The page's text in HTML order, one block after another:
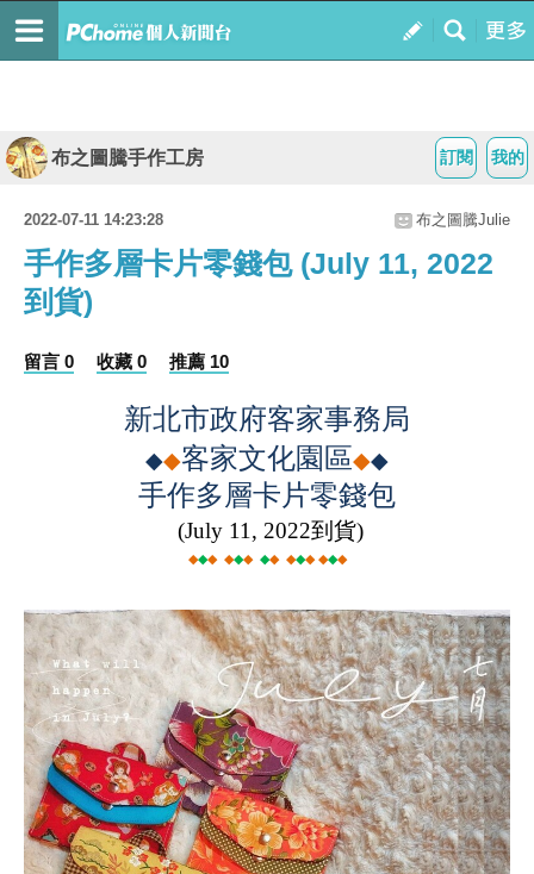
我的
訂閱
布之圖騰手作工房
2022-07-11 14:23:28 布之圖騰Julie
手作多層卡片零錢包 (July 11, 2022
到貨)
留言 0 收藏 0 推薦 10
新北市政府客家事務局
◆◆客家文化園區◆◆
手作多層卡片零錢包
(July 11, 2022到貨)
◆◆◆ ◆◆◆ ◆◆ ◆◆◆ ◆◆◆